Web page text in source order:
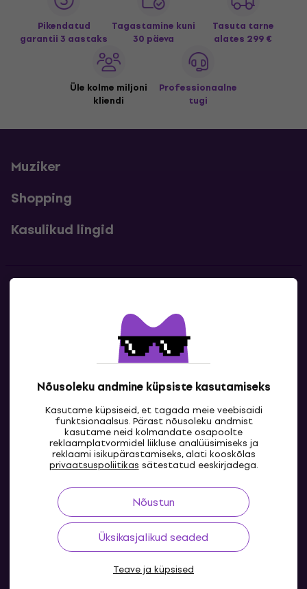
Nõusoleku andmine küpsiste kasutamiseks
Kasutame küpsiseid, et tagada meie veebisaidi
funktsionaalsus. Pärast nõusoleku andmist
kasutame neid kolmandate osapoolte
reklaamplatvormidel liikluse analüüsimiseks ja
reklaami isikupärastamiseks, alati kooskõlas
privaatsuspoliitikas sätestatud eeskirjadega.
Nõustun
Üksikasjalikud seaded
Teave ja küpsised
Pikendatud
garantii 3 aastaks
Tagastamine kuni
30 päeva
Tasuta tarne
alates 299 €
Üle kolme miljoni
kliendi
Professionaalne
tugi
Muziker
Shopping
Kasulikud lingid
Kontaktandmed
EE